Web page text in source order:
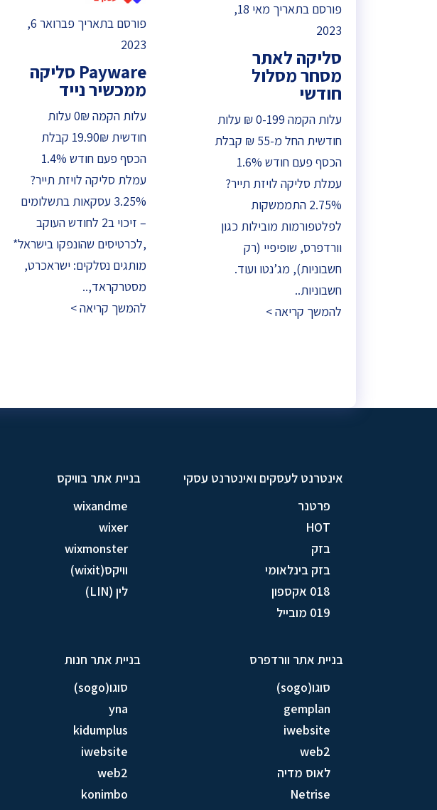
פורסם בתאריך מאי 18,
2023
סליקה לאתר
מסחר מסלול
חודשי
עלות הקמה 0-199 ₪ עלות
חודשית החל מ-55 ₪ קבלת
הכסף פעם חודש 1.6%
עמלת סליקה לויזת תייר?
2.75% התממשקות
לפלטפורמות מובילות כגון
וורדפרס, שופיפיי (רק
חשבוניות), מג’נטו ועוד.
חשבוניות..
להמשך קריאה >
פורסם בתאריך פברואר 6,
2023
Payware סליקה
ממכשיר נייד
עלות הקמה 0₪ עלות
חודשית 19.90₪ קבלת
הכסף פעם חודש 1.4%
עמלת סליקה לויזת תייר?
3.25% עסקאות בתשלומים
– זיכוי ב2 לחודש העוקב
,לכרטיסים שהונפקו בישראל*
מותגים נסלקים: ישראכרט,
מסטרקראד,..
להמשך קריאה >
אינטרנט לעסקים ואינטרנט עסקי
פרטנר
HOT
בזק
בזק בינלאומי
018 אקספון
019 מובייל
בניית אתר בוויקס
wixandme
wixer
wixmonster
וויקס(wixit)
לין (LIN)
בניית אתר וורדפרס
סוגו(sogo)
gemplan
iwebsite
web2
לאוס מדיה
Netrise
בניית אתר חנות
סוגו(sogo)
yna
kidumplus
iwebsite
web2
konimbo